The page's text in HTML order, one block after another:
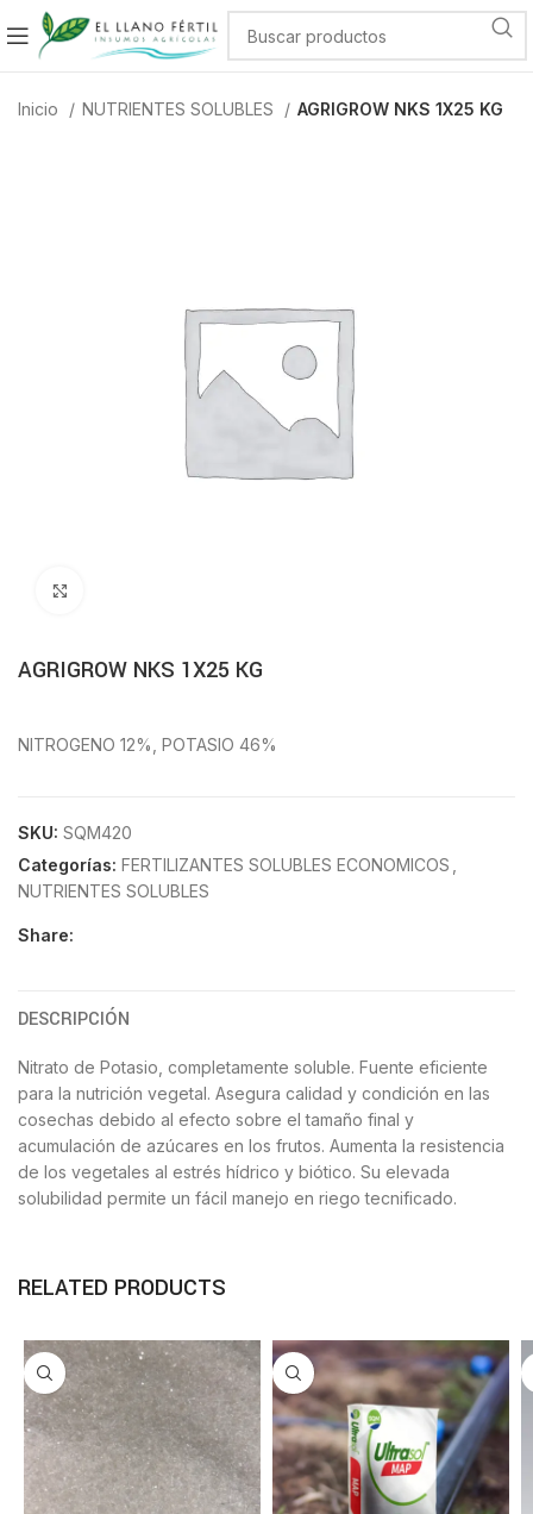
Inicio NUTRIENTES SOLUBLES AGRIGROW NKS 1X25 KG
AGRIGROW NKS 1X25 KG
NITROGENO 12%, POTASIO 46%
SKU: SQM420
Categorías: FERTILIZANTES SOLUBLES ECONOMICOS
NUTRIENTES SOLUBLES
Share:
DESCRIPCIÓN
Nitrato de Potasio, completamente soluble. Fuente eficiente
para la nutrición vegetal. Asegura calidad y condición en las
cosechas debido al efecto sobre el tamaño final y
acumulación de azúcares en los frutos. Aumenta la resistencia
de los vegetales al estrés hídrico y biótico. Su elevada
solubilidad permite un fácil manejo en riego tecnificado.
RELATED PRODUCTS